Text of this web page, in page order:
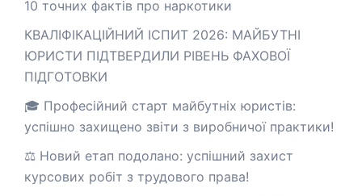
10 точних фактів про наркотики
КВАЛІФІКАЦІЙНИЙ ІСПИТ 2026: МАЙБУТНІ
ЮРИСТИ ПІДТВЕРДИЛИ РІВЕНЬ ФАХОВОЇ
ПІДГОТОВКИ
🎓 Професійний старт майбутніх юристів:
успішно захищено звіти з виробничої практики!
⚖️ Новий етап подолано: успішний захист
курсових робіт з трудового права!